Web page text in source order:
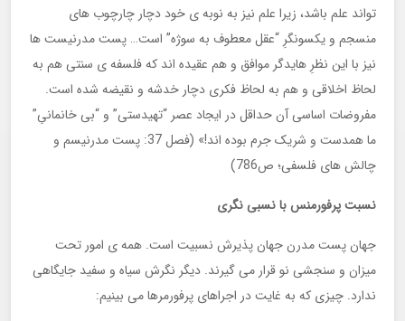
تواند علم باشد، زیرا علم نیز به نوبه ی خود دچار چارچوب های
منسجم و یکسونگرِ “عقل معطوف به سوژه” است… پست مدرنیست ها
نیز با این نظرِ هایدگر موافق و هم عقیده اند که فلسفه ی سنتی هم به
لحاظ اخلاقی و هم به لحاظ فکری دچار خدشه و نقیضه شده است.
مفروضات اساسی آن حداقل در ایجاد عصر “تهیدستی” و “بی خانمانیِ”
ما همدست و شریک جرم بوده اند!» (فصل 37: پست مدرنیسم و
چالش های فلسفی؛ ص786)
نسبت پرفورمنس با نسبی نگری
جهان پست مدرن جهان پذیرش نسبیت است. همه ی امور تحت
میزان و سنجشی نو قرار می گیرند. دیگر نگرش سیاه و سفید جایگاهی
ندارد. چیزی که به غایت در اجراهای پرفورمرها می بینیم: